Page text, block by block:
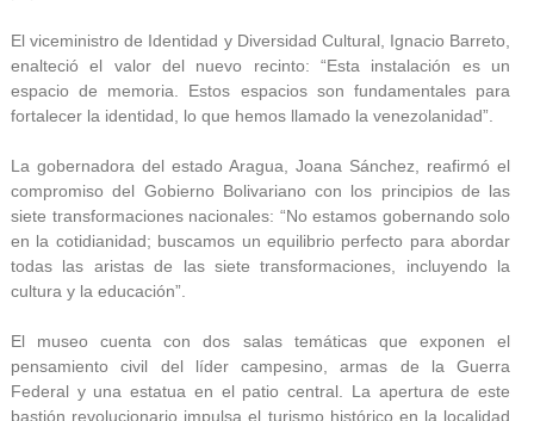
El viceministro de Identidad y Diversidad Cultural, Ignacio Barreto,
enalteció el valor del nuevo recinto: “Esta instalación es un
espacio de memoria. Estos espacios son fundamentales para
fortalecer la identidad, lo que hemos llamado la venezolanidad”.
La gobernadora del estado Aragua, Joana Sánchez, reafirmó el
compromiso del Gobierno Bolivariano con los principios de las
siete transformaciones nacionales: “No estamos gobernando solo
en la cotidianidad; buscamos un equilibrio perfecto para abordar
todas las aristas de las siete transformaciones, incluyendo la
cultura y la educación”.
El museo cuenta con dos salas temáticas que exponen el
pensamiento civil del líder campesino, armas de la Guerra
Federal y una estatua en el patio central. La apertura de este
bastión revolucionario impulsa el turismo histórico en la localidad